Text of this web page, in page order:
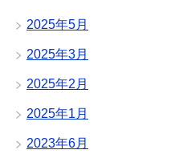
2025年5月
2025年3月
2025年2月
2025年1月
2023年6月